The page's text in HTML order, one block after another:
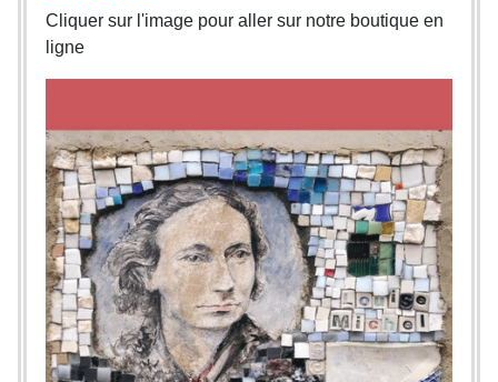
Cliquer sur l'image pour aller sur notre boutique en
ligne